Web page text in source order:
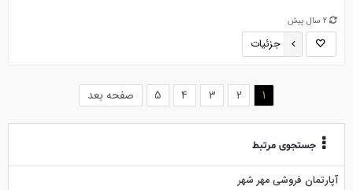
2 سال پیش
جزئیات
1
(current)
2
3
4
5 صفحه بعد
جستجوی مرتبط
آپارتمان فروشی مهر شهر